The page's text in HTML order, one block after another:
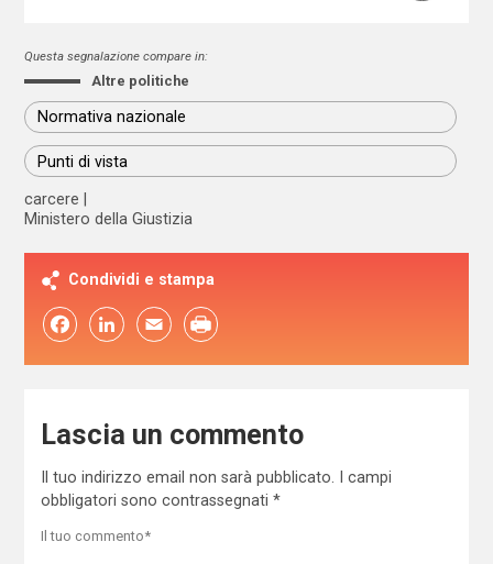
Questa segnalazione compare in:
Altre politiche
Normativa nazionale
Punti di vista
carcere
Ministero della Giustizia
Condividi e stampa
FacebookLinkedIn Email
Lascia un commento
Il tuo indirizzo email non sarà pubblicato.
I campi
obbligatori sono contrassegnati *